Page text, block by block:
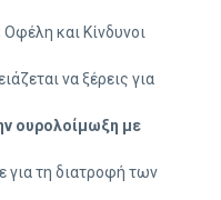
και Κίνδυνοι
να ξέρεις για
ουρολοίμωξη με
για τη διατροφή των